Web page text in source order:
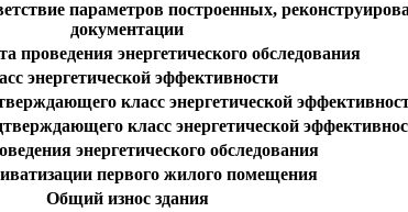
параметров построенных,
документации
проведения энергетического обследования
энергетической эффективности
класс энергетической
класс энергетической
энергетического обследования
первого жилого помещения
Общий износ здания